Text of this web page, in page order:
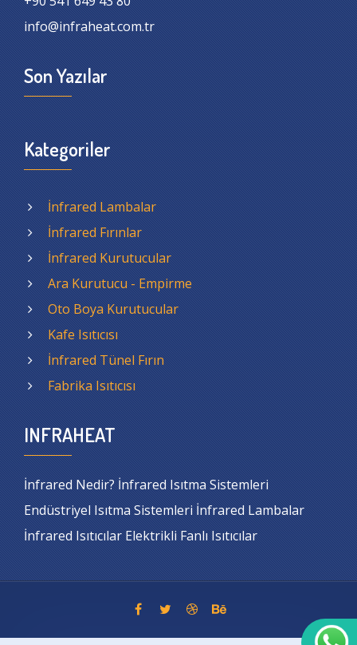
info@infraheat.com.tr
Son Yazılar
Kategoriler
İnfrared Lambalar
İnfrared Fırınlar
İnfrared Kurutucular
Ara Kurutucu - Empirme
Oto Boya Kurutucular
Kafe Isıtıcısı
İnfrared Tünel Fırın
Fabrika Isıtıcısı
INFRAHEAT
İnfrared Nedir? İnfrared Isıtma Sistemleri
Endüstriyel Isıtma Sistemleri İnfrared Lambalar
İnfrared Isıtıcılar Elektrikli Fanlı Isıtıcılar